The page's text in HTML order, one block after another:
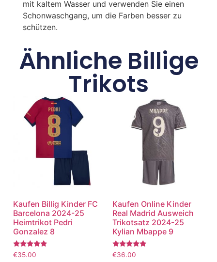
mit kaltem Wasser und verwenden Sie einen
Schonwaschgang, um die Farben besser zu
schützen.
Ähnliche Billige
Trikots
Kaufen Billig Kinder FC
Barcelona 2024-25
Heimtrikot Pedri
Gonzalez 8
Bewertet
mit
€35.00
Kaufen Online Kinder
Real Madrid Ausweich
Trikotsatz 2024-25
Kylian Mbappe 9
Bewertet
mit
€36.00